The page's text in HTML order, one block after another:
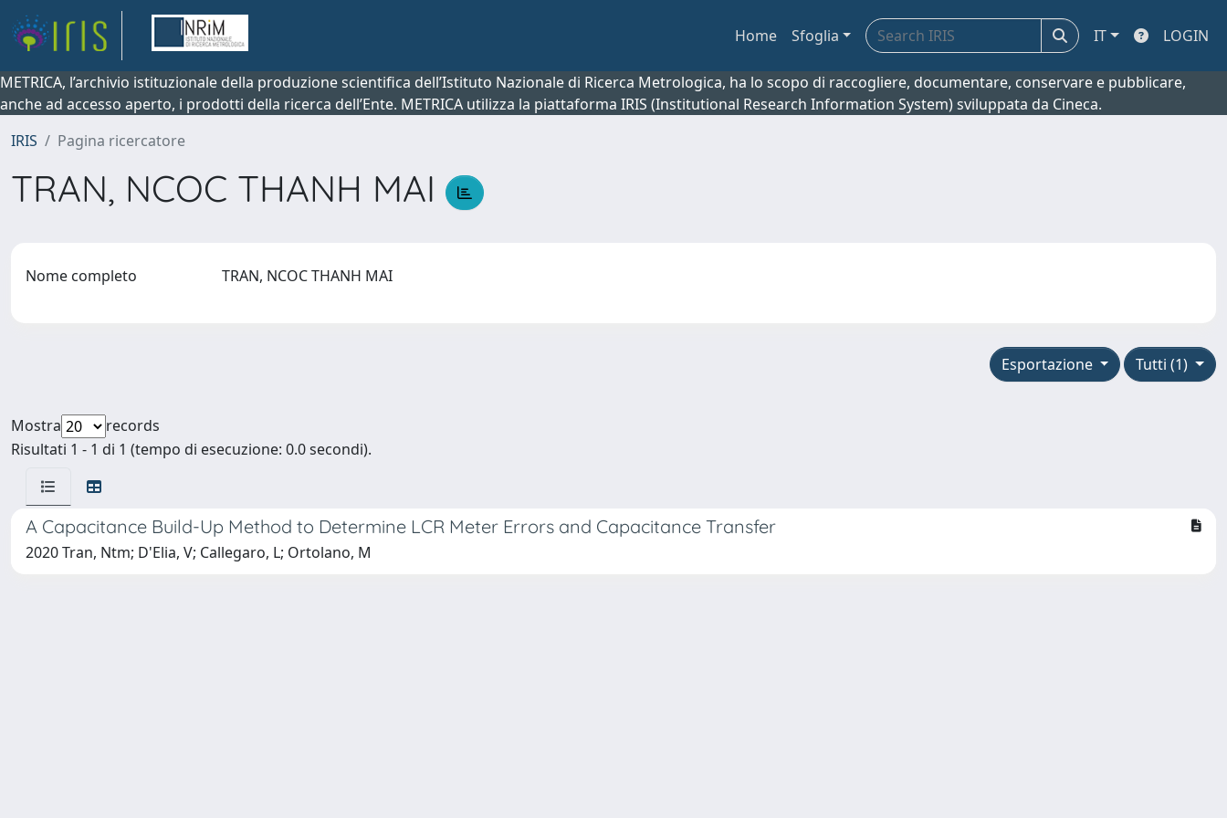
Home Sfoglia IT LOGIN
METRICA, l’archivio istituzionale della produzione scientifica dell’Istituto Nazionale di Ricerca Metrologica, ha lo scopo di raccogliere, documentare, conservare e pubblicare,
anche ad accesso aperto, i prodotti della ricerca dell’Ente. METRICA utilizza la piattaforma IRIS (Institutional Research Information System) sviluppata da Cineca.
IRIS
Pagina ricercatore
TRAN, NCOC THANH MAI
Nome completo TRAN, NCOC THANH MAI
Tutti (1)
Esportazione
Mostra
records
Risultati 1 - 1 di 1 (tempo di esecuzione: 0.0 secondi).
A Capacitance Build-Up Method to Determine LCR Meter Errors and Capacitance Transfer
2020 Tran, Ntm; D'Elia, V; Callegaro, L; Ortolano, M